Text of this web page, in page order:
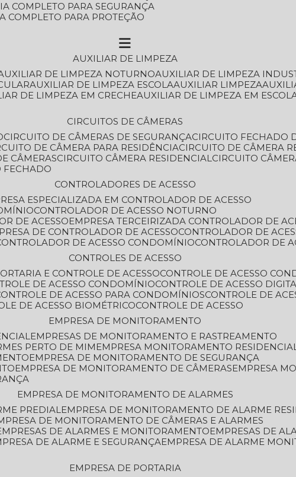
COMPLETO PARA SEGURANÇA
COMPLETO PARA PROTEÇÃO
AUXILIAR DE LIMPEZA
AUXILIAR DE LIMPEZA NOTURNO
AUXILIAR DE LIMPEZA
AUXILIAR DE LIMPEZA ESCOLA AUXILIAR LIMPEZA
DE LIMPEZA EM CRECHE
AUXILIAR DE LIMPEZA EM
CIRCUITOS DE CÂMERAS
CIRCUITO DE CÂMERAS DE SEGURANÇA
CIRCUITO FECHADO
DE CÂMERA PARA RESIDÊNCIA
CIRCUITO DE CÂMERA
CÂMERAS CIRCUITO CÂMERA RESIDENCIAL
CIRCUITO
FECHADO
CONTROLADORES DE ACESSO
ESPECIALIZADA EM CONTROLADOR DE ACESSO
CONTROLADOR DE ACESSO NOTURNO
DE ACESSO
EMPRESA TERCEIRIZADA CONTROLADOR DE
DE CONTROLADOR DE ACESSO
CONTROLADOR DE
CONTROLADOR DE ACESSO CONDOMÍNIO
CONTROLADOR DE
CONTROLES DE ACESSO
PORTARIA E CONTROLE DE ACESSO
CONTROLE DE ACESSO
DE ACESSO CONDOMÍNIO
CONTROLE DE ACESSO
CONTROLE DE ACESSO PARA CONDOMÍNIOS
CONTROLE DE
DE ACESSO BIOMÉTRICO
CONTROLE DE ACESSO
EMPRESA DE MONITORAMENTO
EMPRESAS DE MONITORAMENTO E RASTREAMENTO
PERTO DE MIM
EMPRESA MONITORAMENTO
EMPRESA DE MONITORAMENTO DE SEGURANÇA
EMPRESA DE MONITORAMENTO DE CÂMERAS
EMPRESA
EMPRESA DE MONITORAMENTO DE ALARMES
PREDIAL
EMPRESA DE MONITORAMENTO DE ALARME
DE MONITORAMENTO DE CÂMERAS E ALARMES
EMPRESAS DE ALARMES E MONITORAMENTO
EMPRESAS DE
DE ALARME E SEGURANÇA
EMPRESA DE ALARME
EMPRESA DE PORTARIA